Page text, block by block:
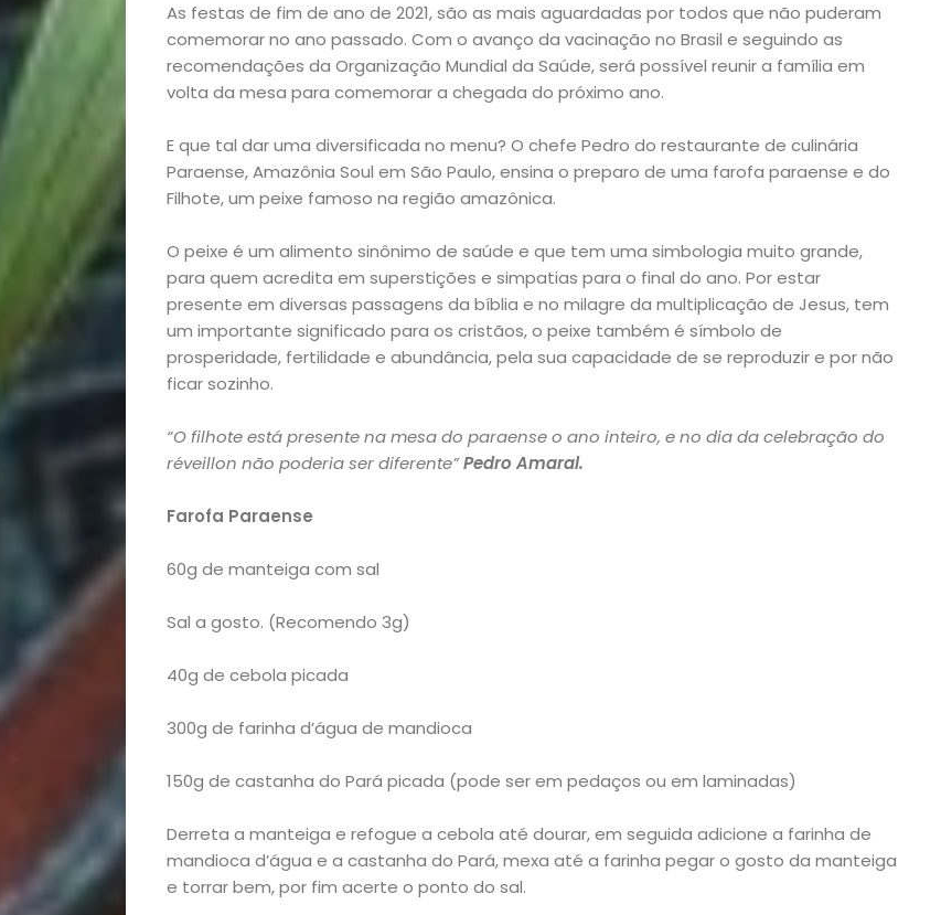
Início
Bora
lá!
Casa
e
Decoração
As festas de fim de ano de 2021, são as mais aguardadas por todos que não puderam
comemorar no ano passado. Com o avanço da vacinação no Brasil e seguindo as
recomendações da Organização Mundial da Saúde, será possível reunir a família em
volta da mesa para comemorar a chegada do próximo ano.
E que tal dar uma diversificada no menu? O chefe Pedro do restaurante de culinária
Paraense, Amazônia Soul em São Paulo, ensina o preparo de uma farofa paraense e do
Filhote, um peixe famoso na região amazônica.
O peixe é um alimento sinônimo de saúde e que tem uma simbologia muito grande,
para quem acredita em superstições e simpatias para o final do ano. Por estar
presente em diversas passagens da bíblia e no milagre da multiplicação de Jesus, tem
um importante significado para os cristãos, o peixe também é símbolo de
prosperidade, fertilidade e abundância, pela sua capacidade de se reproduzir e por não
ficar sozinho.
“O filhote está presente na mesa do paraense o ano inteiro, e no dia da celebração do
réveillon não poderia ser diferente”Pedro Amaral.
Farofa Paraense
60g de manteiga com sal
Sal a gosto. (Recomendo 3g)
40g de cebola picada
300g de farinha d’água de mandioca
150g de castanha do Pará picada (pode ser em pedaços ou em laminadas)
Derreta a manteiga e refogue a cebola até dourar, em seguida adicione a farinha de
mandioca d’água e a castanha do Pará, mexa até a farinha pegar o gosto da manteiga
e torrar bem, por fim acerte o ponto do sal.